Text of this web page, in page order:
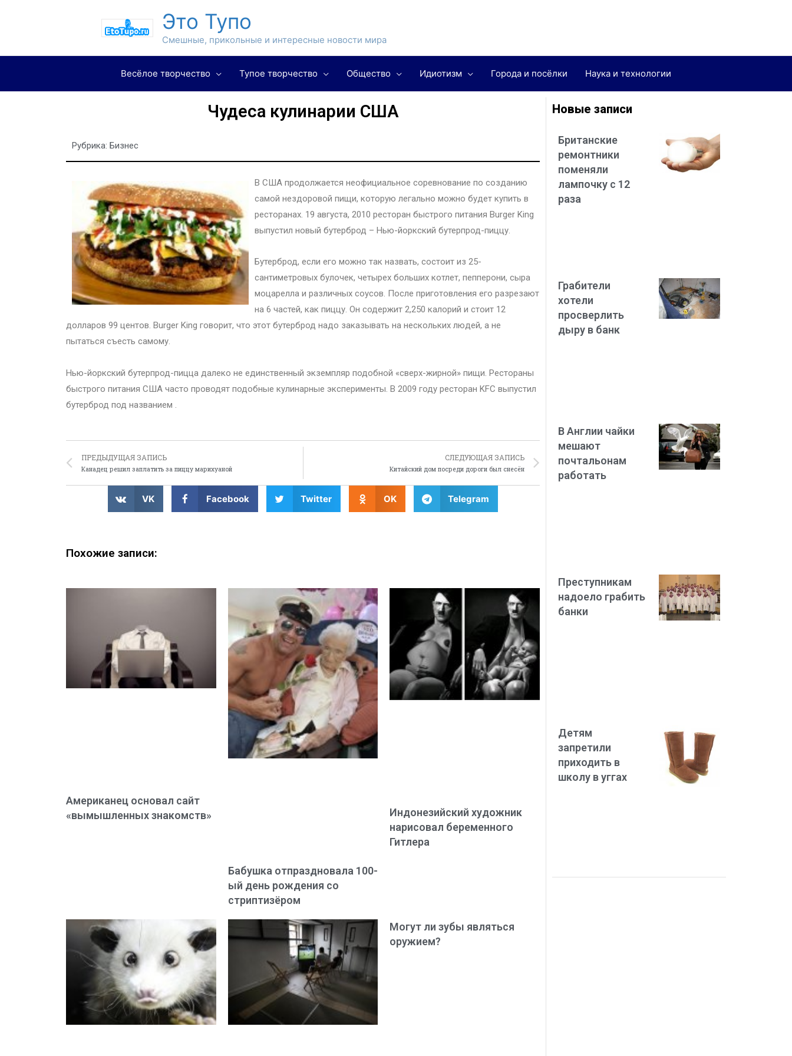
Это Тупо
Смешные, прикольные и интересные новости мира
Весёлое творчество Тупое творчество Общество Идиотизм Города и посёлки Наука и технологии
Чудеса кулинарии США
Рубрика: Бизнес
В США продолжается неофициальное соревнование по созданию
самой нездоровой пищи, которую легально можно будет купить в
ресторанах. 19 августа, 2010 ресторан быстрого питания Burger King
выпустил новый бутерброд – Нью-йоркский бутерпрод-пиццу.
Бутерброд, если его можно так назвать, состоит из 25-
сантиметровых булочек, четырех больших котлет, пепперони, сыра
моцарелла и различных соусов. После приготовления его разрезают
на 6 частей, как пиццу. Он содержит 2,250 калорий и стоит 12
долларов 99 центов. Burger King говорит, что этот бутерброд надо заказывать на нескольких людей, а не
пытаться съесть самому.
Нью-йоркский бутерпрод-пицца далеко не единственный экземпляр подобной «сверх-жирной» пищи. Рестораны
быстрого питания США часто проводят подобные кулинарные эксперименты. В 2009 году ресторан KFC выпустил
бутерброд под названием .
ПРЕДЫДУЩАЯ ЗАПИСЬ
Канадец решил заплатить за пиццу марихуаной
СЛЕДУЮЩАЯ ЗАПИСЬ
Китайский дом посреди дороги был снесён
VK Facebook Twitter OK Telegram
Похожие записи:
Американец основал сайт
«вымышленных знакомств»
Бабушка отпраздновала 100-
ый день рождения со
стриптизёром
Индонезийский художник
нарисовал беременного
Гитлера
Могут ли зубы являться
оружием?
Новые записи
Британские
ремонтники
поменяли
лампочку с 12
раза
Грабители
хотели
просверлить
дыру в банк
В Англии чайки
мешают
почтальонам
работать
Преступникам
надоело грабить
банки
Детям
запретили
приходить в
школу в уггах